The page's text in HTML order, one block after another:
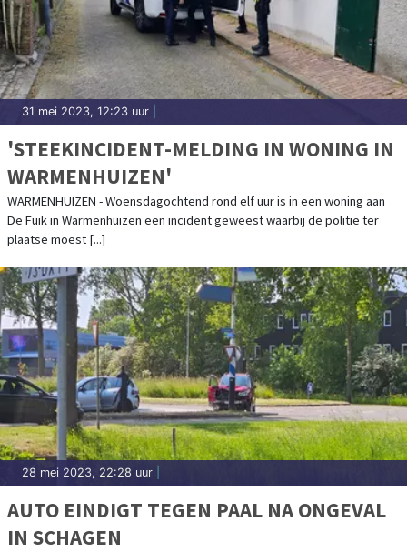
31 mei 2023, 12:23 uur
'STEEKINCIDENT-MELDING IN WONING IN
WARMENHUIZEN'
WARMENHUIZEN - Woensdagochtend rond elf uur is in een woning aan
De Fuik in Warmenhuizen een incident geweest waarbij de politie ter
plaatse moest [...]
28 mei 2023, 22:28 uur
AUTO EINDIGT TEGEN PAAL NA ONGEVAL
IN SCHAGEN